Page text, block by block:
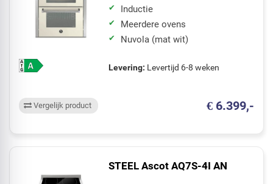
Inductie
Meerdere ovens
Nuvola (mat wit)
Levering: Levertijd 6-8 weken
€ 6.399,-
Vergelijk product
STEEL Ascot AQ7S-4I AN